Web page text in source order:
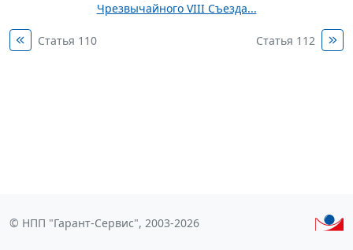
Чрезвычайного VIII Съезда...
Статья 110 Статья 112
© НПП "Гарант-Сервис", 2003-2026